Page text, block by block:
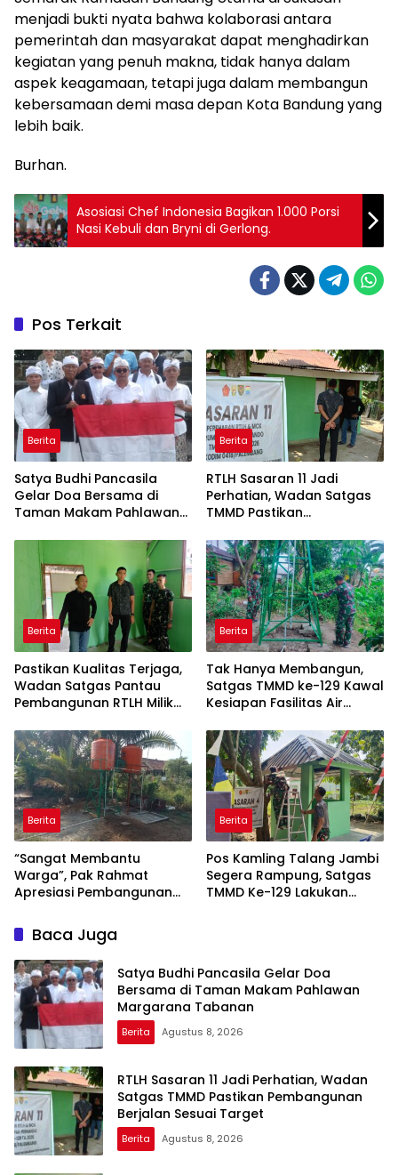
menjadi bukti nyata bahwa kolaborasi antara
pemerintah dan masyarakat dapat menghadirkan
kegiatan yang penuh makna, tidak hanya dalam
aspek keagamaan, tetapi juga dalam membangun
kebersamaan demi masa depan Kota Bandung yang
lebih baik.
Burhan.
Asosiasi Chef Indonesia Bagikan 1.000 Porsi
Nasi Kebuli dan Bryni di Gerlong.
Pos Terkait
Berita
Satya Budhi Pancasila
Gelar Doa Bersama di
Taman Makam Pahlawan
Berita
RTLH Sasaran 11 Jadi
Perhatian, Wadan Satgas
TMMD Pastikan
Sesuai Target
Berita
Pastikan Kualitas Terjaga,
Wadan Satgas Pantau
Pembangunan RTLH Milik
Berita
Tak Hanya Membangun,
Satgas TMMD ke-129 Kawal
Kesiapan Fasilitas Air
Berita
“Sangat Membantu
Warga”, Pak Rahmat
Apresiasi Pembangunan
Berita
Pos Kamling Talang Jambi
Segera Rampung, Satgas
TMMD Ke-129 Lakukan
Baca Juga
Satya Budhi Pancasila Gelar Doa
Bersama di Taman Makam Pahlawan
Margarana Tabanan
Berita Agustus 8, 2026
RTLH Sasaran 11 Jadi Perhatian, Wadan
Satgas TMMD Pastikan Pembangunan
Berjalan Sesuai Target
Berita Agustus 8, 2026